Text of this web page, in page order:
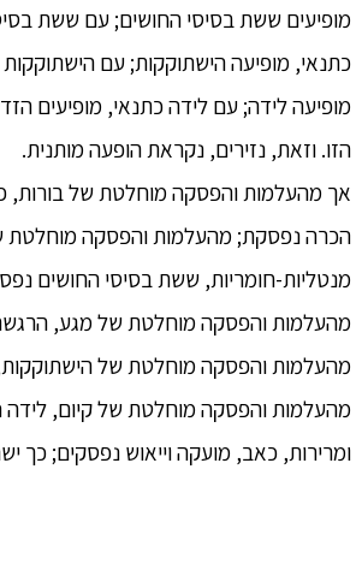
מופיעים ששת בסיסי החושים; עם ששת
כתנאי, מופיעה הישתוקקות; עם
מופיעה לידה; עם לידה כתנאי, מופיעים
הזו. וזאת, נזירים, נקראת הופעה מותנית.
אך מהעלמות והפסקה מוחלטת של בורות,
הכרה נפסקת; מהעלמות והפסקה מוחלטת
מנטליות-חומריות, ששת בסיסי החושים
מהעלמות והפסקה מוחלטת של מגע,
מהעלמות והפסקה מוחלטת של
מהעלמות והפסקה מוחלטת של קיום,
ומרירות, כאב, מועקה וייאוש נפסקים; כך